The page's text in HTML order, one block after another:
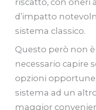
d’impatto
sistema classico.
Questo però non
necessario capire
opzioni
sistema ad un
maggior